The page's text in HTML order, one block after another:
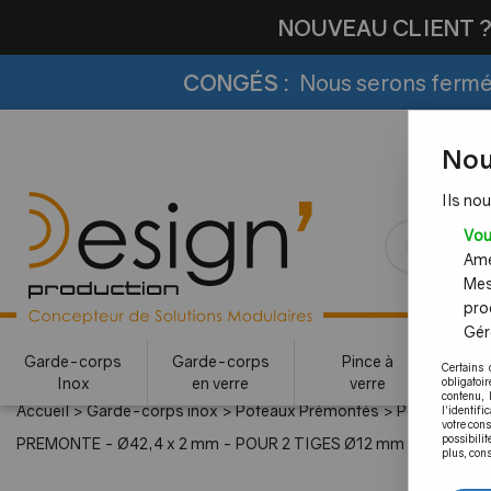
NOUVEAU CLIENT ?
CONGÉS : Nous serons
Garde-corps
Inox
Garde-corps
en verre
Pince à
verre
Accueil>Garde-corps inox>Poteaux Prémontés>Poteau
PREMONTE - Ø42,4 x 2 mm - POUR 2 TIGES Ø12 mm + VERRE
Ils
Certains
contenu,
votre
plus,